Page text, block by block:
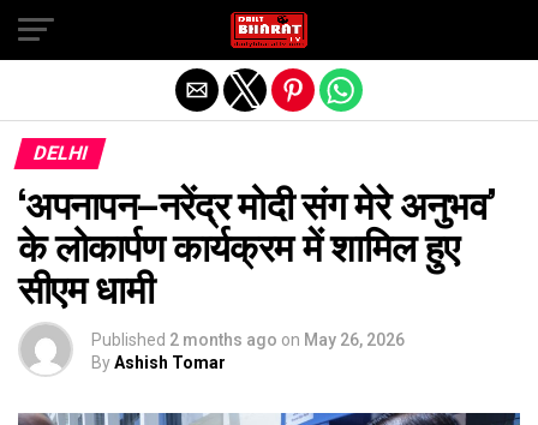
DELHI
‘अपनापन–नरेंद्र मोदी संग मेरे अनुभव’
के लोकार्पण कार्यक्रम में शामिल हुए
सीएम धामी
Published 2 months ago on May 26, 2026
ByAshish Tomar
Exit mobile version